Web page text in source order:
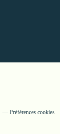
Préférences cookies